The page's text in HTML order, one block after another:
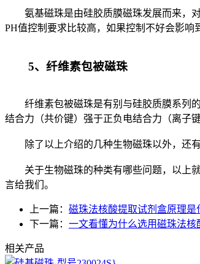
氨基磁珠是由硅胶质膜磁珠发展而来，对
PH值控制要求比较高，如果控制不好会影响
5、纤维素包被磁珠
纤维素包被磁珠是有别与硅胶质膜系列的
结合力（共价键）强于正负电结合力（离子键
除了以上介绍的几种生物磁珠以外，还有
关于生物磁珠的种类有哪些问题，以上就
言给我们。
上一篇： 磁珠法核酸提取试剂盒原理
下一篇： 一文看懂为什么选用磁珠法
相关产品